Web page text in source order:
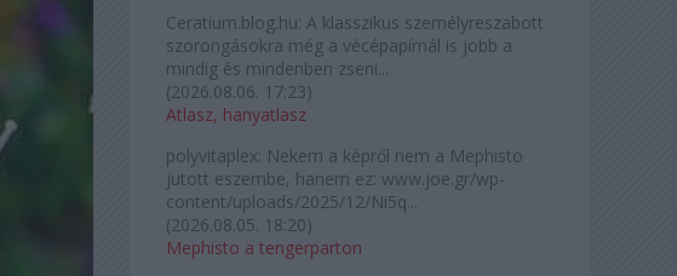
Ceratium.blog.hu: A klasszikus személyreszabott
szorongásokra még a vécépapírnál is jobb a
mindig és mindenben zseni...
(2026.08.06. 17:23)
Atlasz, hanyatlasz
polyvitaplex: Nekem a képről nem a Mephisto
jutott eszembe, hanem ez: www.joe.gr/wp-
content/uploads/2025/12/Ni5q...
(2026.08.05. 18:20)
Mephisto a tengerparton